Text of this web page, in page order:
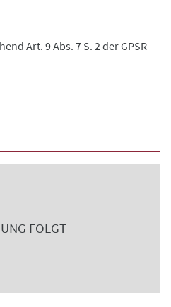
Art. 9 Abs. 7 S. 2 der GPSR
FOLGT